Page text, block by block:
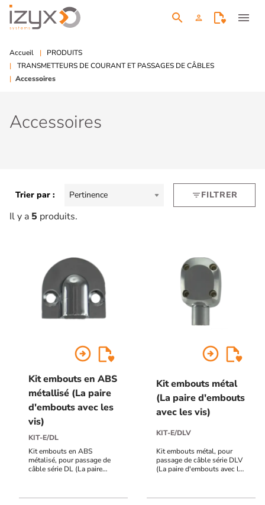
search person menu
Accueil
PRODUITS
TRANSMETTEURS DE COURANT ET PASSAGES DE CÂBLES
Accessoires
Accessoires
Il y a 5 produits.
Trier par : Pertinence filter_listFILTRER
arrow_circle_right
Kit embouts en ABS
métallisé (La paire
d'embouts avec les
vis)
KIT-E/DL
Kit embouts en ABS
métalisé, pour passage de
câble série DL (La paire
arrow_circle_right
Kit embouts métal
(La paire d'embouts
avec les vis)
KIT-E/DLV
Kit embouts métal, pour
passage de câble série DLV
(La paire d'embouts avec les